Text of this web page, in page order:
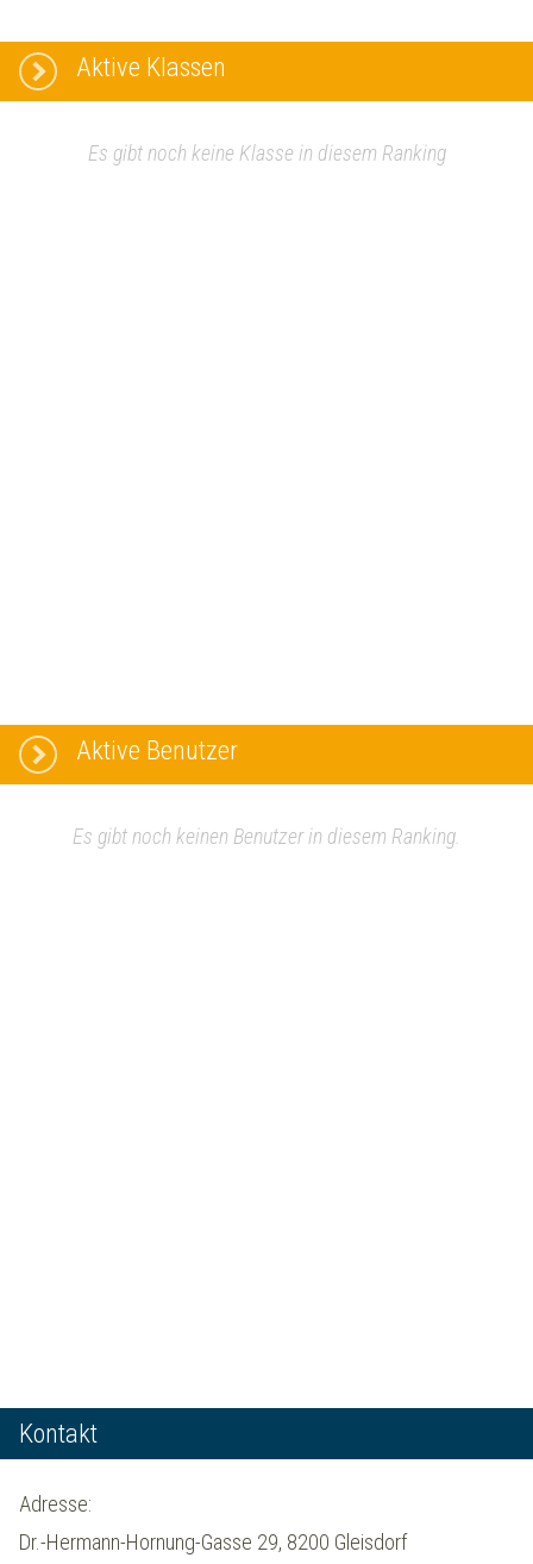
Aktive Klassen
Es gibt noch keine Klasse in diesem Ranking
Aktive Benutzer
Es gibt noch keinen Benutzer in diesem Ranking.
Kontakt
Adresse:
Dr.-Hermann-Hornung-Gasse 29, 8200 Gleisdorf